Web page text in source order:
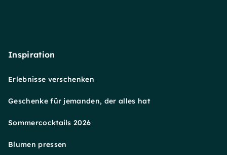
Inspiration
Erlebnisse verschenken
Geschenke für jemanden, der alles hat
Sommercocktails 2026
Blumen pressen